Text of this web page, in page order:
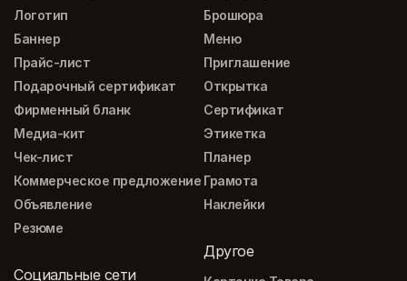
Логотип
Баннер
Прайс-лист
Подарочный сертификат
Фирменный бланк
Медиа-кит
Чек-лист
Коммерческое предложение
Объявление
Резюме
Социальные сети
Брошюра
Меню
Приглашение
Открытка
Сертификат
Этикетка
Планер
Грамота
Наклейки
Другое